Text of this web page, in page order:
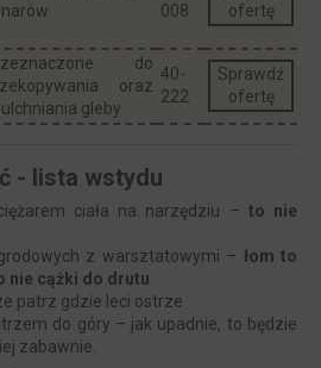
008
ofertę
do
oraz
gleby
40-
222
Sprawdź
ofertę
- lista wstydu
ciała na narzędziu – to nie
z warsztatowymi –
łom to
nie cążki do drutu
patrz gdzie leci ostrze
do góry – jak upadnie, to będzie
zabawnie.